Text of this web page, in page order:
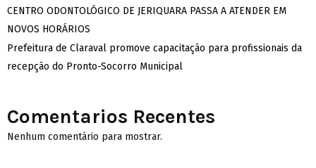
CENTRO ODONTOLÓGICO DE JERIQUARA PASSA A ATENDER EM
NOVOS HORÁRIOS
Prefeitura de Claraval promove capacitação para profissionais da
recepção do Pronto-Socorro Municipal
Comentarios Recentes
Nenhum comentário para mostrar.